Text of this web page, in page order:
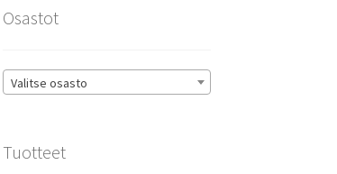
Osastot
Valitse osasto
Tuotteet